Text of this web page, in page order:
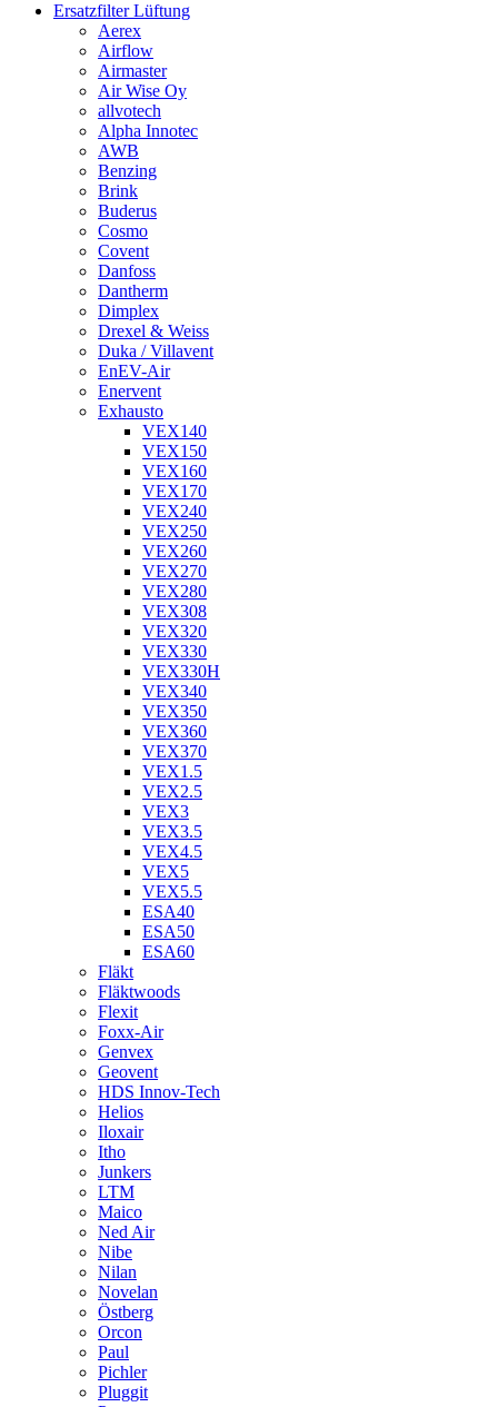
Ersatzfilter Lüftung
Aerex
Airflow
Airmaster
Air Wise Oy
allvotech
Alpha Innotec
AWB
Benzing
Brink
Buderus
Cosmo
Covent
Danfoss
Dantherm
Dimplex
Drexel & Weiss
Duka / Villavent
EnEV-Air
Enervent
Exhausto
VEX140
VEX150
VEX160
VEX170
VEX240
VEX250
VEX260
VEX270
VEX280
VEX308
VEX320
VEX330
VEX330H
VEX340
VEX350
VEX360
VEX370
VEX1.5
VEX2.5
VEX3
VEX3.5
VEX4.5
VEX5
VEX5.5
ESA40
ESA50
ESA60
Fläkt
Fläktwoods
Flexit
Foxx-Air
Genvex
Geovent
HDS Innov-Tech
Helios
Iloxair
Itho
Junkers
LTM
Maico
Ned Air
Nibe
Nilan
Novelan
Östberg
Orcon
Paul
Pichler
Pluggit